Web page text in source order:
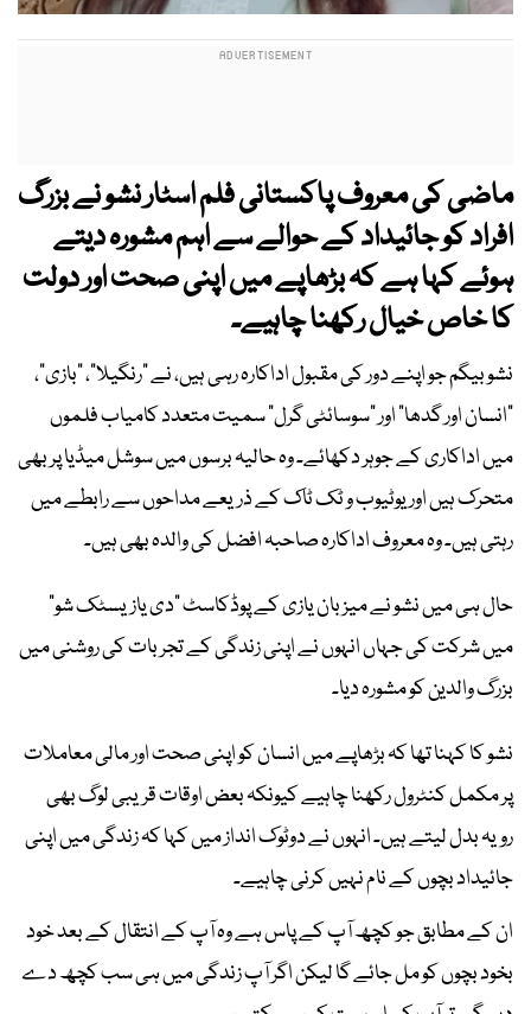
ماضی کی معروف پاکستانی فلم اسٹار نشو نے بزرگ
افراد کو جائیداد کے حوالے سے اہم مشورہ دیتے
ہوئے کہا ہے کہ بڑھاپے میں اپنی صحت اور دولت
کا خاص خیال رکھنا چاہیے۔
نشو بیگم جو اپنے دور کی مقبول اداکارہ رہی ہیں، نے “رنگیلا”، “بازی”،
“انسان اور گدھا” اور “سوسائٹی گرل” سمیت متعدد کامیاب فلموں
میں اداکاری کے جوہر دکھائے۔ وہ حالیہ برسوں میں سوشل میڈیا پر بھی
متحرک ہیں اور یوٹیوب و ٹک ٹاک کے ذریعے مداحوں سے رابطے میں
رہتی ہیں۔ وہ معروف اداکارہ صاحبہ افضل کی والدہ بھی ہیں۔
حال ہی میں نشو نے میزبان یازی کے پوڈکاسٹ “دی یازیسٹک شو”
میں شرکت کی جہاں انہوں نے اپنی زندگی کے تجربات کی روشنی میں
بزرگ والدین کو مشورہ دیا۔
نشو کا کہنا تھا کہ بڑھاپے میں انسان کو اپنی صحت اور مالی معاملات
پر مکمل کنٹرول رکھنا چاہیے کیونکہ بعض اوقات قریبی لوگ بھی
رویہ بدل لیتے ہیں۔ انہوں نے دوٹوک انداز میں کہا کہ زندگی میں اپنی
جائیداد بچوں کے نام نہیں کرنی چاہیے۔
ان کے مطابق جو کچھ آپ کے پاس ہے وہ آپ کے انتقال کے بعد خود
بخود بچوں کو مل جائے گا لیکن اگر آپ زندگی میں ہی سب کچھ دے